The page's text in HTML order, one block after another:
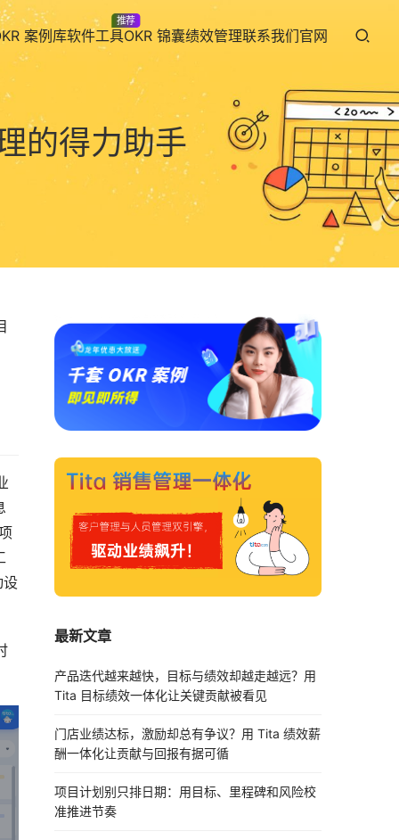
案例库软件工具
推荐
OKR 锦囊绩效管理联系我们官网
的得力助手
设
最新文章
产品迭代越来越快，目标与绩效却越走越远？用
Tita 目标绩效一体化让关键贡献被看见
门店业绩达标，激励却总有争议？用 Tita 绩效薪
酬一体化让贡献与回报有据可循
项目计划别只排日期：用目标、里程碑和风险校
准推进节奏